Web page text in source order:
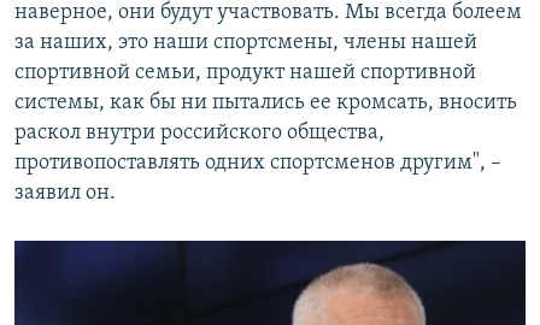
наверное, они будут участвовать. Мы всегда болеем
за наших, это наши спортсмены, члены нашей
спортивной семьи, продукт нашей спортивной
системы, как бы ни пытались ее кромсать, вносить
раскол внутри российского общества,
противопоставлять одних спортсменов другим", –
заявил он.